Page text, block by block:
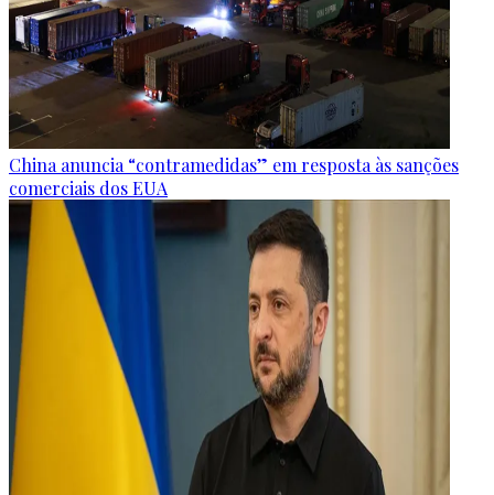
China anuncia “contramedidas” em resposta às sanções
comerciais dos EUA